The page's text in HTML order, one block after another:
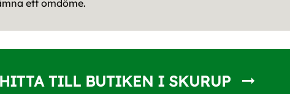
ett omdöme.
HITTA TILL BUTIKEN I SKURUP